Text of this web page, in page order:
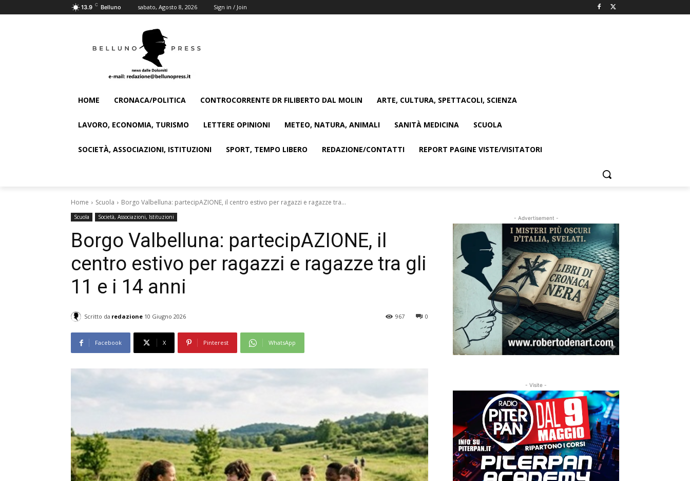
13.9 C Belluno sabato, Agosto 8, 2026 Sign in / Join
HOME CRONACA/POLITICA CONTROCORRENTE DR FILIBERTO DAL MOLIN ARTE, CULTURA, SPETTACOLI, SCIENZA
LAVORO, ECONOMIA, TURISMO LETTERE OPINIONI METEO, NATURA, ANIMALI SANITÀ MEDICINA SCUOLA
SOCIETÀ, ASSOCIAZIONI, ISTITUZIONI SPORT, TEMPO LIBERO REDAZIONE/CONTATTI REPORT PAGINE VISTE/VISITATORI
Home Scuola Borgo Valbelluna: partecipAZIONE, il centro estivo per ragazzi e ragazze tra...
Scuola Società, Associazioni, Istituzioni
Borgo Valbelluna: partecipAZIONE, il
centro estivo per ragazzi e ragazze tra gli
11 e i 14 anni
Scritto da redazione 10 Giugno 2026 0
967
Facebook X Pinterest WhatsApp
- Advertisement -
- Visite -